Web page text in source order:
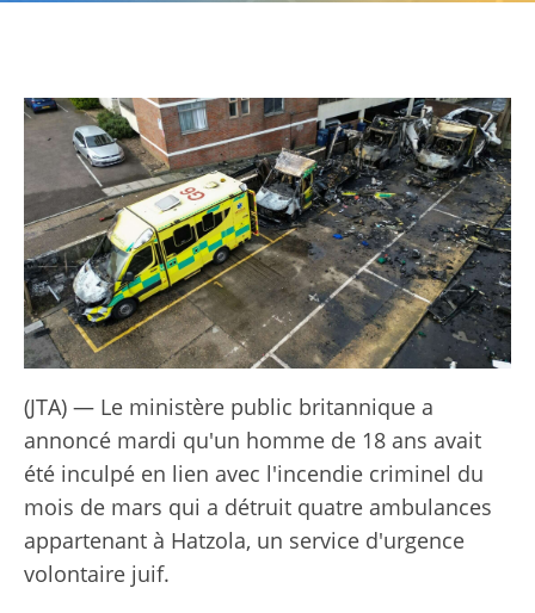
(JTA) — Le ministère public britannique a
annoncé mardi qu'un homme de 18 ans avait
été inculpé en lien avec l'incendie criminel du
mois de mars qui a détruit quatre ambulances
appartenant à Hatzola, un service d'urgence
volontaire juif.